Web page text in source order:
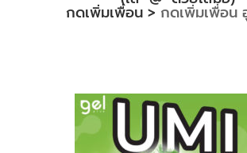
กดเพิ่มเพื่อน >กดเพิ่มเพื่อน